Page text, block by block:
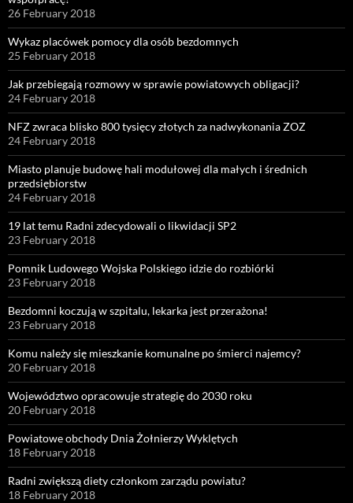
26 February 2018
Wykaz placówek pomocy dla osób bezdomnych
25 February 2018
Jak przebiegają rozmowy w sprawie powiatowych obligacji?
24 February 2018
NFZ zwraca blisko 800 tysięcy złotych za nadwykonania ZOZ
24 February 2018
Miasto planuje budowę hali modułowej dla małych i średnich
przedsiębiorstw
24 February 2018
19 lat temu Radni zdecydowali o likwidacji SP2
23 February 2018
Pomnik Ludowego Wojska Polskiego idzie do rozbiórki
23 February 2018
Bezdomni koczują w szpitalu, lekarka jest przerażona!
23 February 2018
Komu należy się mieszkanie komunalne po śmierci najemcy?
20 February 2018
Województwo opracowuje strategię do 2030 roku
20 February 2018
Powiatowe obchody Dnia Żołnierzy Wyklętych
18 February 2018
Radni zwiększą diety członkom zarządu powiatu?
18 February 2018